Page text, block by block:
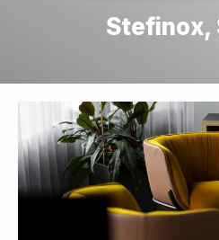
Stefinox,